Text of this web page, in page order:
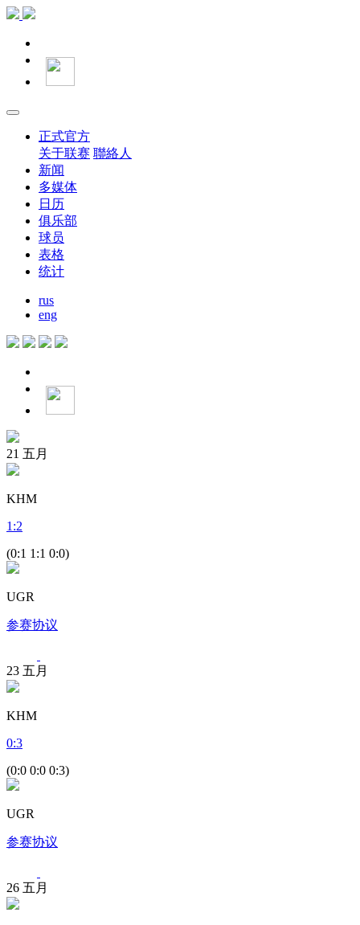
正式官方
关于联赛 聯絡人
新闻
多媒体
日历
俱乐部
球员
表格
统计
rus
eng
21 五月
KHM
1 :2
(0:1 1:1 0:0)
UGR
参赛协议
23 五月
KHM
0:3
(0:0 0:0 0:3)
UGR
参赛协议
26 五月